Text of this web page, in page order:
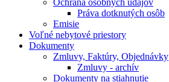
Ochrana osobných údajov
Práva dotknutých osôb
Emisie
Voľné nebytové priestory
Dokumenty
Zmluvy, Faktúry, Objednávky
Zmluvy - archív
Dokumenty na stiahnutie